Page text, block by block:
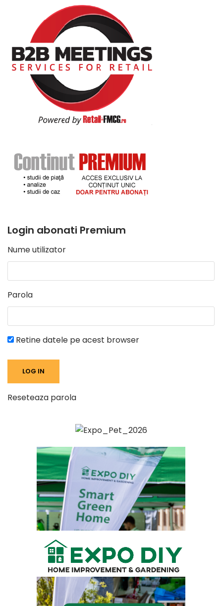
Login abonati Premium
Nume utilizator
Parola
Retine datele pe acest browser
Reseteaza parola